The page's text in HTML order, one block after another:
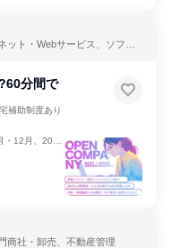
ト・Webサービス、ソフト
分間で
補助制度あり
年1月・2月
商社・卸売、不動産管理